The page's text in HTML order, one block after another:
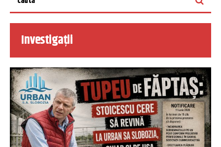
Investigații